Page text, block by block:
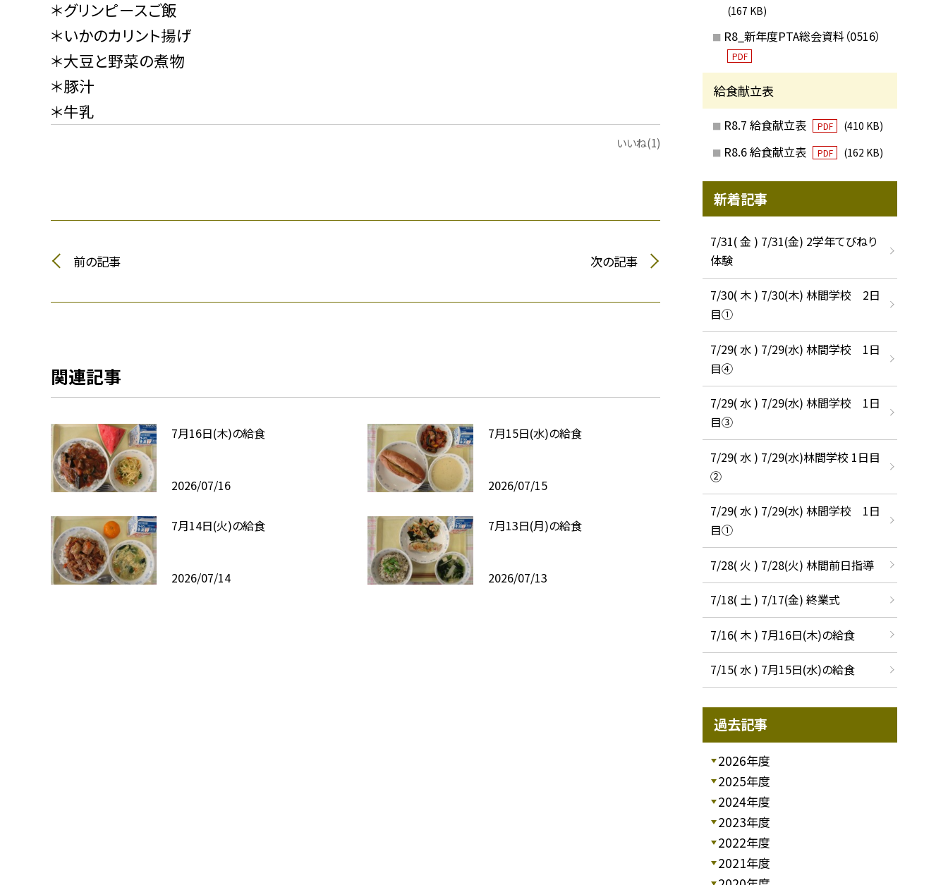
＊グリンピースご飯
＊いかのカリント揚げ
＊大豆と野菜の煮物
＊豚汁
＊牛乳
いいね(1)
前の記事 次の記事
関連記事
7月16日(木)の給食
2026/07/16
7月15日(水)の給食
2026/07/15
7月14日(火)の給食
2026/07/14
7月13日(月)の給食
2026/07/13
(167 KB)
R8_新年度PTA総会資料（0516）
PDF
給食献立表
R8.7 給食献立表 PDF (410 KB)
R8.6 給食献立表 PDF (162 KB)
新着記事
7/31( 金 ) 7/31(金) 2学年てびねり
体験
7/30( 木 ) 7/30(木) 林間学校 2日
目①
7/29( 水 ) 7/29(水) 林間学校 1日
目④
7/29( 水 ) 7/29(水) 林間学校 1日
目③
7/29( 水 ) 7/29(水)林間学校 1日目
②
7/29( 水 ) 7/29(水) 林間学校 1日
目①
7/28( 火 ) 7/28(火) 林間前日指導
7/18( 土 ) 7/17(金) 終業式
7/16( 木 ) 7月16日(木)の給食
7/15( 水 ) 7月15日(水)の給食
過去記事
2026年度
2025年度
2024年度
2023年度
2022年度
2021年度